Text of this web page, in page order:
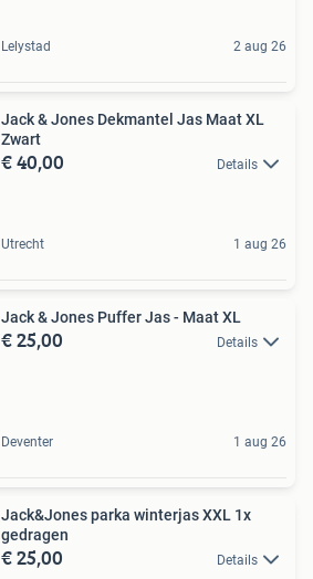
Lelystad 2 aug 26
Jack & Jones Dekmantel Jas Maat XL
Zwart
€ 40,00 Details
Utrecht 1 aug 26
Jack & Jones Puffer Jas - Maat XL
€ 25,00 Details
Deventer 1 aug 26
Jack&Jones parka winterjas XXL 1x
gedragen
€ 25,00 Details